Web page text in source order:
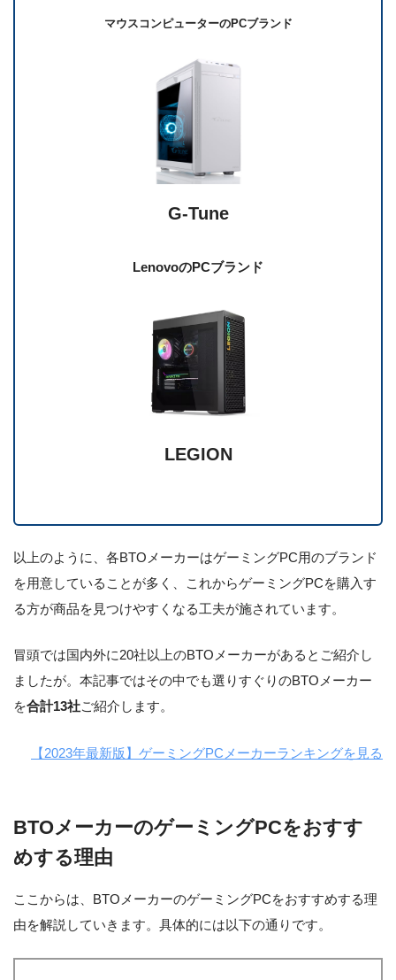
マウスコンピューターのPCブランド
G-Tune
LenovoのPCブランド
LEGION
以上のように、各BTOメーカーはゲーミングPC用のブランド
を用意していることが多く、これからゲーミングPCを購入す
る方が商品を見つけやすくなる工夫が施されています。
冒頭では国内外に20社以上のBTOメーカーがあるとご紹介し
ましたが。本記事ではその中でも選りすぐりのBTOメーカー
を合計13社ご紹介します。
【2023年最新版】ゲーミングPCメーカーランキングを見る
BTOメーカーのゲーミングPCをおすす
めする理由
ここからは、BTOメーカーのゲーミングPCをおすすめする理
由を解説していきます。具体的には以下の通りです。